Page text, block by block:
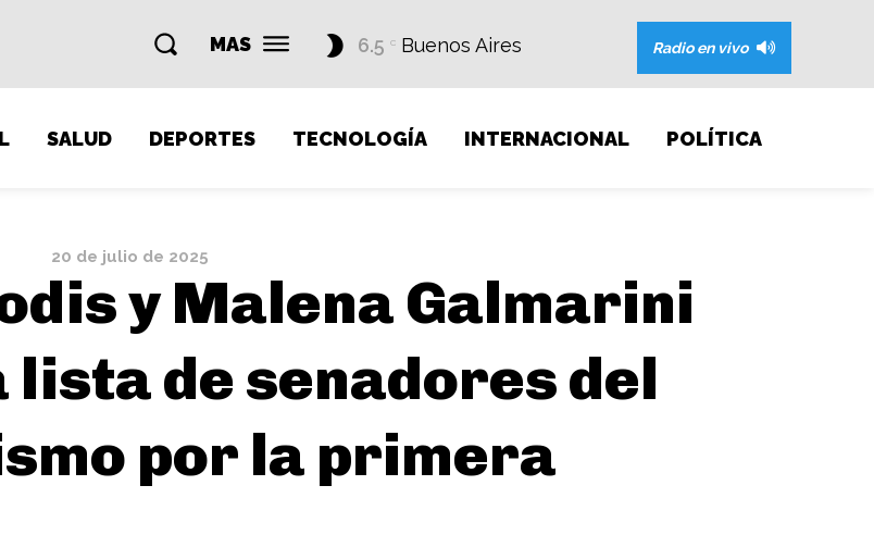
MAS 6.5 C Buenos Aires Radio en vivo
SALUD DEPORTES TECNOLOGÍA INTERNACIONAL POLÍTICA
20 de julio de 2025
y Malena Galmarini
lista de senadores del
por la primera